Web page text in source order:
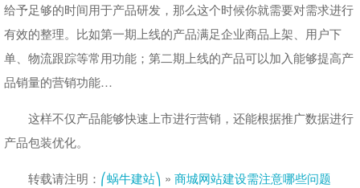
给予足够的时间用于产品研发，那么这个时候你就需要对需求进行
有效的整理。比如第一期上线的产品满足企业商品上架、用户下
单、物流跟踪等常用功能；第二期上线的产品可以加入能够提高产
品销量的营销功能…
这样不仅产品能够快速上市进行营销，还能根据推广数据进行
产品包装优化。
转载请注明： ⎛蜗牛建站⎞ » 商城网站建设需注意哪些问题